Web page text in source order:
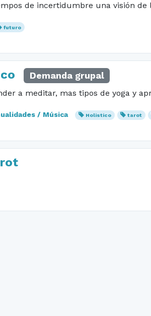
de incertidumbre una visión
futuro
Demanda grupal
a meditar, mas tipos de yoga y
/ Música Holistico tarot